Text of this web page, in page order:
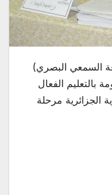
السمعي البصري)
بالتعليم الفعال
الجزائرية مرحلة